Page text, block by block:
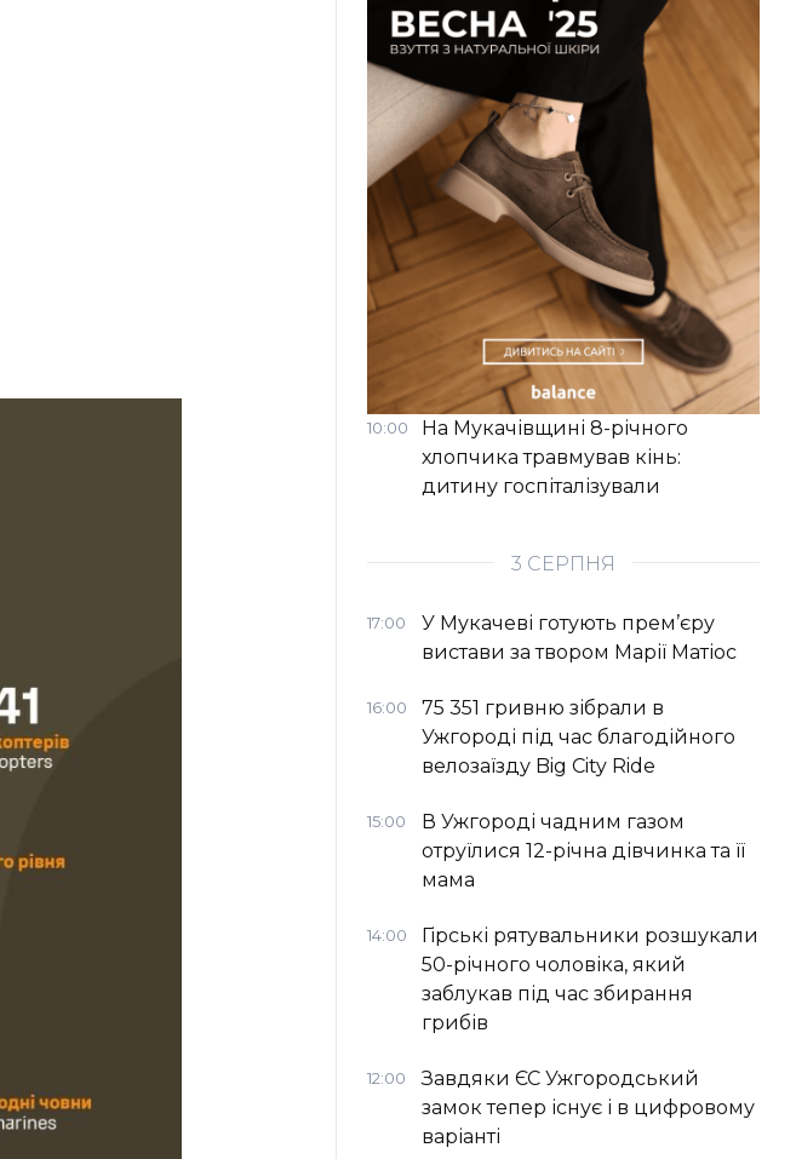
10:00
На Мукачівщині 8-річного
хлопчика травмував кінь:
дитину госпіталізували
3 СЕРПНЯ
17:00
У Мукачеві готують прем’єру
вистави за твором Марії Матіос
16:00
75 351 гривню зібрали в
Ужгороді під час благодійного
велозаїзду Big Сity Ride
15:00
В Ужгороді чадним газом
отруїлися 12-річна дівчинка та її
мама
14:00
Гірські рятувальники розшукали
50-річного чоловіка, який
заблукав під час збирання
грибів
12:00
Завдяки ЄС Ужгородський
замок тепер існує і в цифровому
варіанті